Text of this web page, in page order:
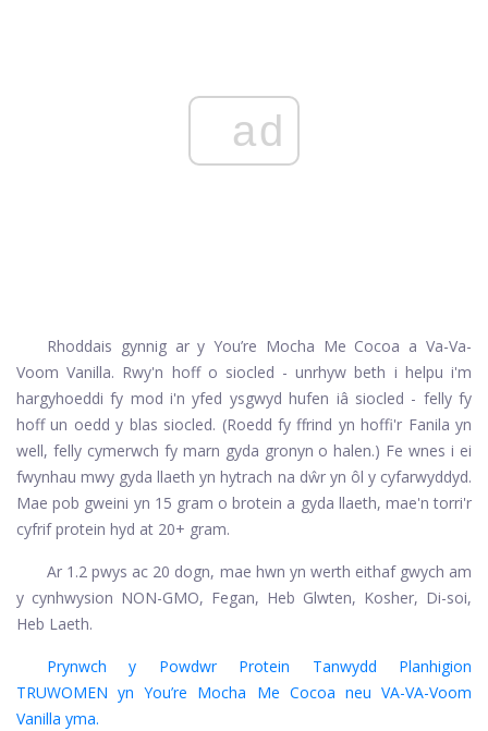
ad
Rhoddais gynnig ar y You’re Mocha Me Cocoa a Va-Va-
Voom Vanilla. Rwy'n hoff o siocled - unrhyw beth i helpu i'm
hargyhoeddi fy mod i'n yfed ysgwyd hufen iâ siocled - felly fy
hoff un oedd y blas siocled. (Roedd fy ffrind yn hoffi'r Fanila yn
well, felly cymerwch fy marn gyda gronyn o halen.) Fe wnes i ei
fwynhau mwy gyda llaeth yn hytrach na dŵr yn ôl y cyfarwyddyd.
Mae pob gweini yn 15 gram o brotein a gyda llaeth, mae'n torri'r
cyfrif protein hyd at 20+ gram.
Ar 1.2 pwys ac 20 dogn, mae hwn yn werth eithaf gwych am
y cynhwysion NON-GMO, Fegan, Heb Glwten, Kosher, Di-soi,
Heb Laeth.
Prynwch y Powdwr Protein Tanwydd Planhigion
TRUWOMEN yn You’re Mocha Me Cocoa neu VA-VA-Voom
Vanilla yma.